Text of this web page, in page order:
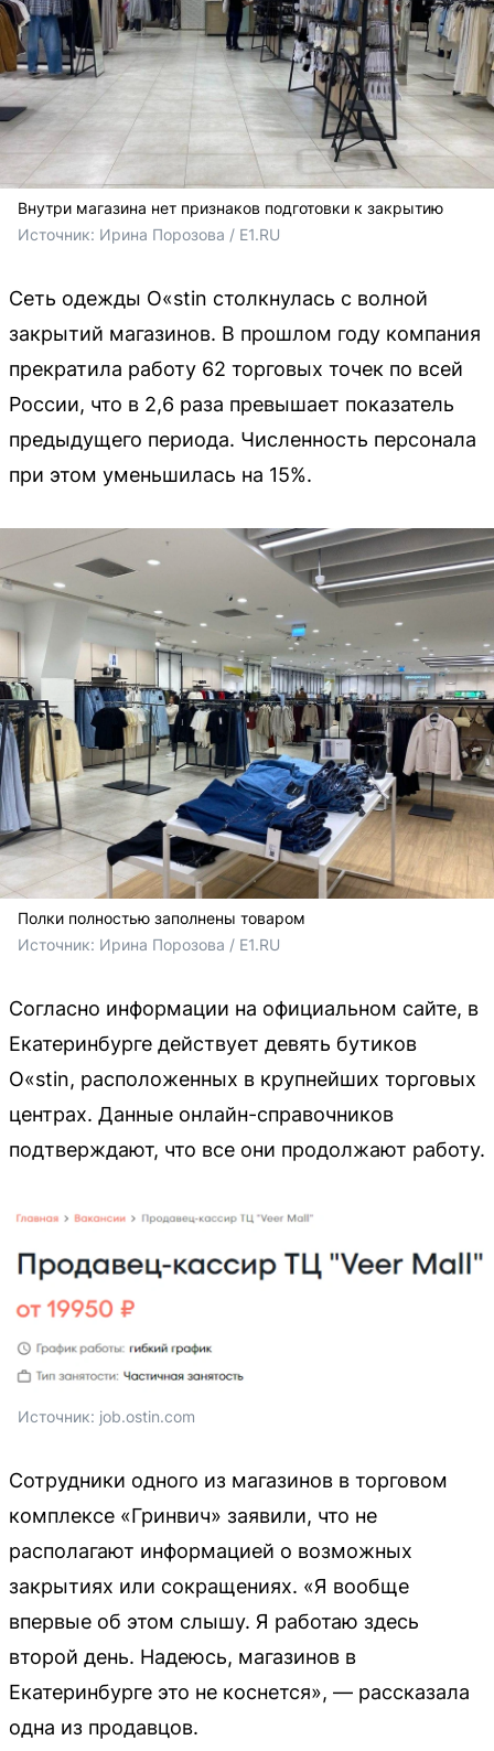
Внутри магазина нет признаков подготовки к закрытию
Источник: Ирина Порозова / E1.RU
Сеть одежды O«stin столкнулась с волной
закрытий магазинов. В прошлом году компания
прекратила работу 62 торговых точек по всей
России, что в 2,6 раза превышает показатель
предыдущего периода. Численность персонала
при этом уменьшилась на 15%.
Полки полностью заполнены товаром
Источник: Ирина Порозова / E1.RU
Согласно информации на официальном сайте, в
Екатеринбурге действует девять бутиков
O«stin, расположенных в крупнейших торговых
центрах. Данные онлайн-справочников
подтверждают, что все они продолжают работу.
Источник: job.ostin.com
Сотрудники одного из магазинов в торговом
комплексе «Гринвич» заявили, что не
располагают информацией о возможных
закрытиях или сокращениях. «Я вообще
впервые об этом слышу. Я работаю здесь
второй день. Надеюсь, магазинов в
Екатеринбурге это не коснется», — рассказала
одна из продавцов.